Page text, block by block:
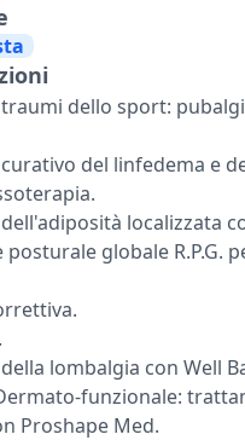
dello sport:
del linfedema e
localizzata
posturale globale R.P.G.
lombalgia con Well
funzionale:
Proshape Med.